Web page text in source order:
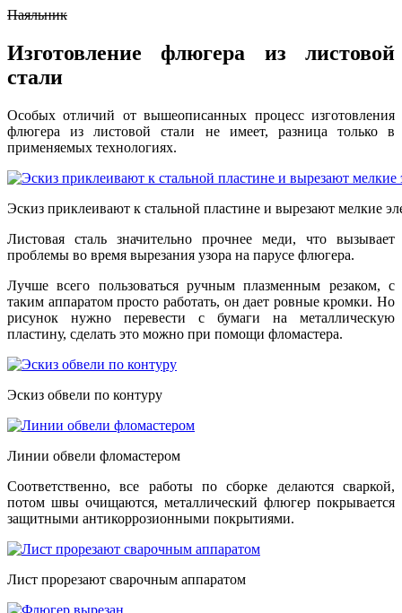
Паяльник
Изготовление флюгера из листовой
стали
Особых отличий от вышеописанных процесс изготовления
флюгера из листовой стали не имеет, разница только в
применяемых технологиях.
Эскиз приклеивают к стальной пластине и вырезают мелкие
Листовая сталь значительно прочнее меди, что вызывает
проблемы во время вырезания узора на парусе флюгера.
Лучше всего пользоваться ручным плазменным резаком, с
таким аппаратом просто работать, он дает ровные кромки. Но
рисунок нужно перевести с бумаги на металлическую
пластину, сделать это можно при помощи фломастера.
Эскиз обвели по контуру
Линии обвели фломастером
Соответственно, все работы по сборке делаются сваркой,
потом швы очищаются, металлический флюгер покрывается
защитными антикоррозионными покрытиями.
Лист прорезают сварочным аппаратом